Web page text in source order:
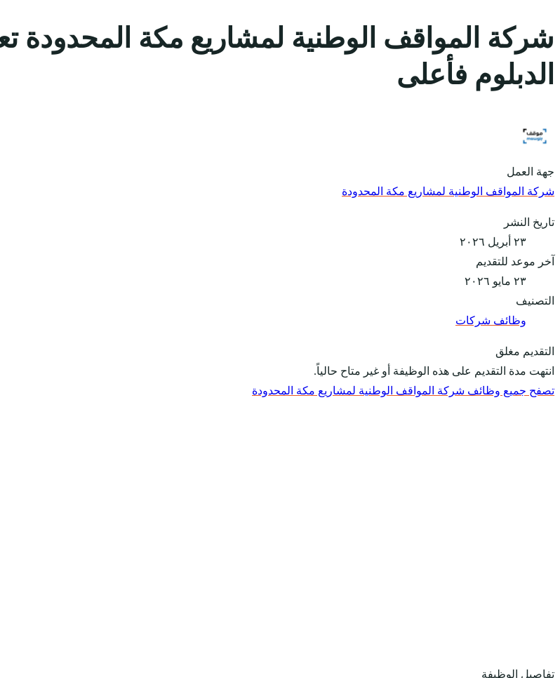
الدبلوم فأعلى
جهة العمل
شركة المواقف الوطنية لمشاريع مكة المحدودة
تاريخ النشر
٢٣ أبريل ٢٠٢٦
آخر موعد للتقديم
٢٣ مايو ٢٠٢٦
التصنيف
وظائف شركات
التقديم مغلق
انتهت مدة التقديم على هذه الوظيفة أو غير متاح حالياً.
تصفح جميع وظائف شركة المواقف الوطنية لمشاريع مكة المحدودة
تفاصيل الوظيفة